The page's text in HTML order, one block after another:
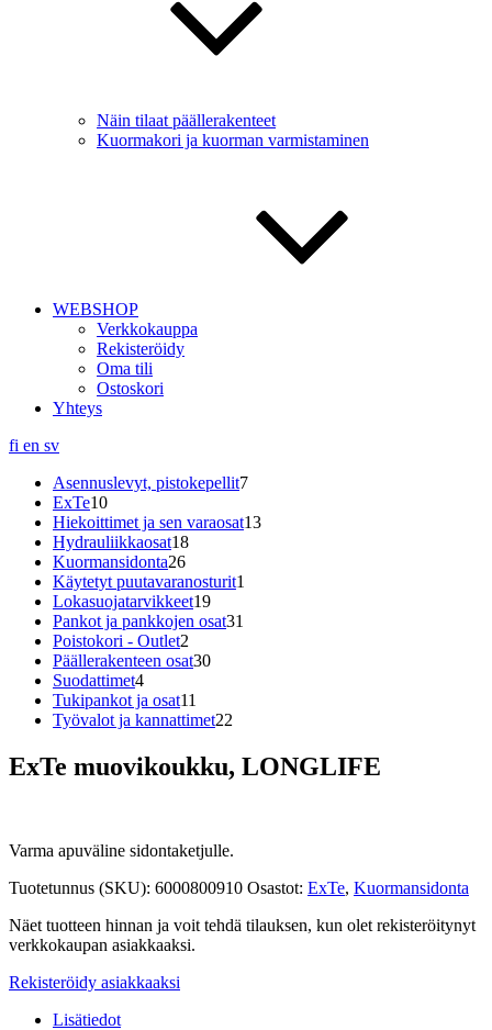
Näin tilaat päällerakenteet
Kuormakori ja kuorman varmistaminen
WEBSHOP
Verkkokauppa
Rekisteröidy
Oma tili
Ostoskori
Yhteys
fi en sv
Asennuslevyt, pistokepellit77
ExTe1010
tuotetta
Hiekoittimet ja sen varaosat1313
Hydrauliikkaosat1818
Kuormansidonta2626
tuotetta
Käytetyt puutavaranosturit1
Lokasuojatarvikkeet1919
tuotetta
Pankot ja pankkojen osat31
Poistokori - Outlet2
tuotetta
Päällerakenteen osat3030
Suodattimet44
tuotetta
Tukipankot ja osat11
tuotetta
Työvalot ja kannattimet22
ExTe muovikoukku, LONGLIFE
Varma apuväline sidontaketjulle.
Tuotetunnus (SKU): 6000800910 Osastot: ExTe, Kuormansidonta
Näet tuotteen hinnan ja voit tehdä tilauksen, kun olet rekisteröitynyt
verkkokaupan asiakkaaksi.
Rekisteröidy asiakkaaksi
Lisätiedot